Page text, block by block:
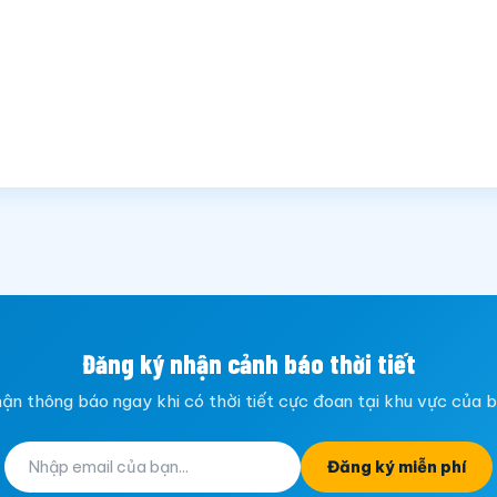
Đăng ký nhận cảnh báo thời tiết
thông báo ngay khi có thời tiết cực đoan tại khu vực của
Đăng ký miễn phí